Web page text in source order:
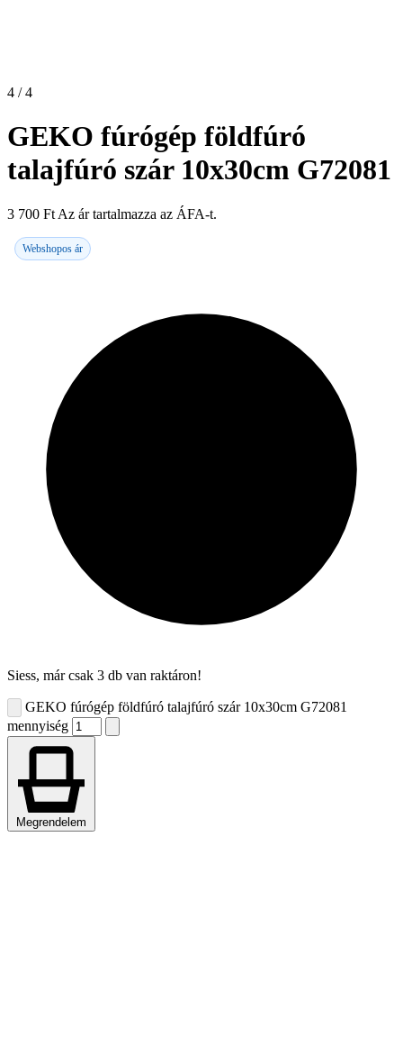
4 / 4
GEKO fúrógép földfúró
talajfúró szár 10x30cm G72081
3 700 Ft Az ár tartalmazza az ÁFA-t.
Webshopos ár
Siess, már csak 3 db van raktáron!
GEKO fúrógép földfúró talajfúró szár 10x30cm G72081
mennyiség
Megrendelem